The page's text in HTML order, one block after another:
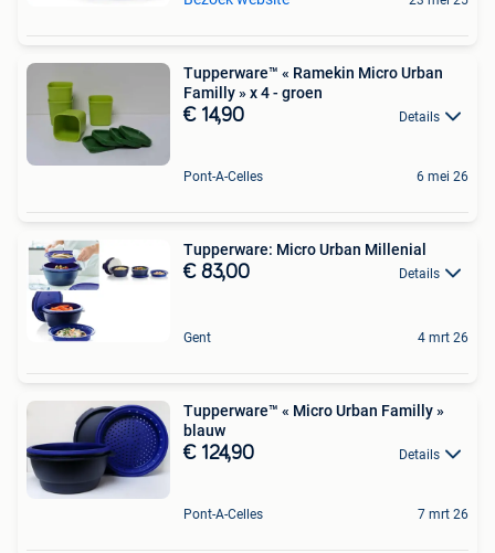
Tupperware™ « Ramekin Micro Urban
Familly » x 4 - groen
€ 14,90 Details
Pont-A-Celles 6 mei 26
Tupperware: Micro Urban Millenial
€ 83,00 Details
Gent 4 mrt 26
Tupperware™ « Micro Urban Familly »
blauw
€ 124,90 Details
Pont-A-Celles 7 mrt 26